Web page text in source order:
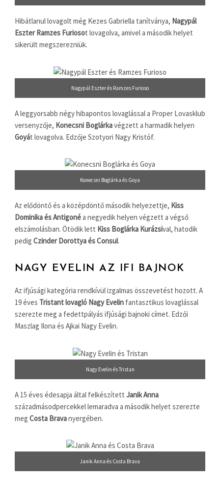
Hibátlanul lovagolt még Kezes Gabriella tanítványa, Nagypál
Eszter Ramzes Furiosot lovagolva, amivel a második helyet
sikerült megszerezniük.
Nagypál Eszter és Ramzes Furioso
A leggyorsabb négy hibapontos lovaglással a Proper Lovasklub
versenyzője, Konecsni Boglárkavégzett a harmadik helyen
Goyát lovagolva. Edzője Szotyori Nagy Kristóf.
Konecsni Boglárka és Goya
Az elődöntő és a középdöntő második helyezettje, Kiss
Dominika és Antigonéa negyedik helyen végzett a végső
elszámolásban. Ötödik lett Kiss Boglárka Kurázsival, hatodik
pedig Czinder Dorottya és Consul.
NAGY EVELIN AZ IFI BAJNOK
Az ifjúsági kategória rendkívül izgalmas összevetést hozott. A
19 éves Tristant lovagló Nagy Evelin fantasztikus lovaglással
szerezte meg a fedettpályás ifjúsági bajnoki címet. Edzői
Maszlag Ilona és Ajkai Nagy Evelin.
Nagy Evelin és Tristan
A 15 éves édesapja által felkészített Janik Anna
századmásodpercekkel lemaradva a második helyet szerezte
meg Costa Bravanyergében.
Janik Anna és Costa Brava